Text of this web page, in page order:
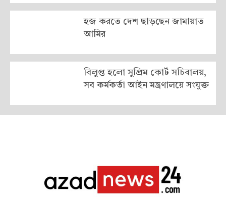
হজ করতে দেশ ছাড়ছেন জামায়াত
আমির
বিলুপ্ত হলো সুপ্রিম কোর্ট সচিবালয়,
সব কর্মকর্তা আইন মন্ত্রণালয়ে সংযুক্ত